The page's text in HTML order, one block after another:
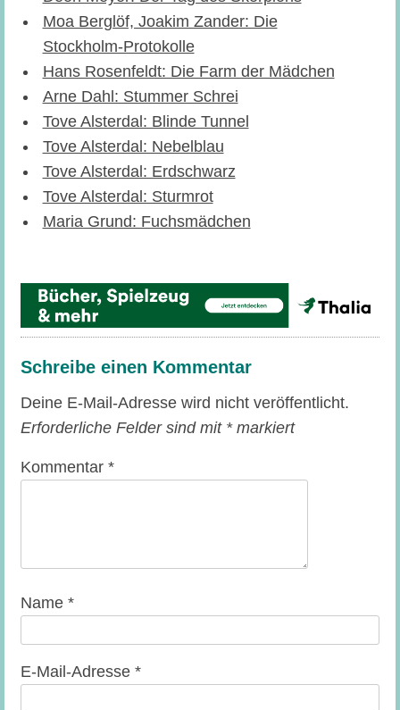
Moa Berglöf, Joakim Zander: Die
Stockholm-Protokolle
Hans Rosenfeldt: Die Farm der Mädchen
Arne Dahl: Stummer Schrei
Tove Alsterdal: Blinde Tunnel
Tove Alsterdal: Nebelblau
Tove Alsterdal: Erdschwarz
Tove Alsterdal: Sturmrot
Maria Grund: Fuchsmädchen
Schreibe einen Kommentar
Deine E-Mail-Adresse wird nicht veröffentlicht.
Erforderliche Felder sind mit *markiert
Kommentar *
Name *
E-Mail-Adresse *